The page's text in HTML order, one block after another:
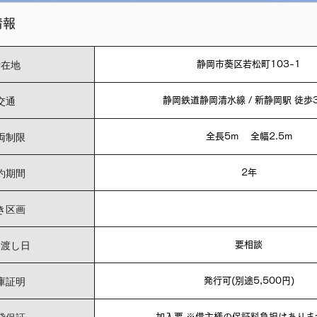
報
地 静岡市葵区若松町103-1
通 静岡鉄道静岡清水線 / 新静岡駅 徒歩
制限 全長5m 全幅2.5m
期間 2年
区画
し日 要相談
証明 発行可(別途5,500円)